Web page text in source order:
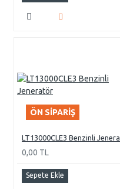
ÖN SIPARIŞ
LT13000CLE3 Benzinli
0,00 TL
Sepete Ekle